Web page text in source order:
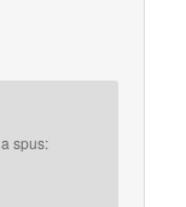
a spus: